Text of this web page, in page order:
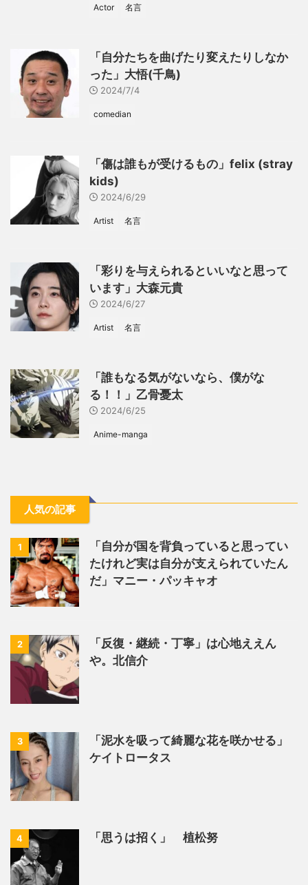
Actor 名言
「自分たちを曲げたり変えたりしなか
った」大悟(千鳥)
2024/7/4
comedian
「傷は誰もが受けるもの」felix (stray
kids)
2024/6/29
Artist 名言
「彩りを与えられるといいなと思って
います」大森元貴
2024/6/27
Artist 名言
「誰もなる気がないなら、僕がな
る！！」乙骨憂太
2024/6/25
Anime-manga
人気の記事
1
「自分が国を背負っていると思ってい
たけれど実は自分が支えられていたん
だ」マニー・パッキャオ
2
「反復・継続・丁寧」は心地ええん
や。北信介
3
「泥水を吸って綺麗な花を咲かせる」
ケイトロータス
4 「思うは招く」 植松努